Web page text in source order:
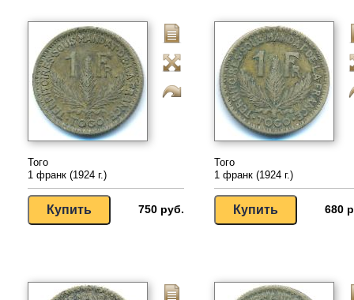
Того
1 франк (1924 г.)
750 руб.
Того
1 франк (1924 г.)
680